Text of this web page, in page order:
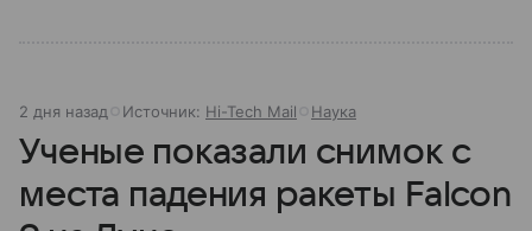
2 дня назад Источник: Hi-Tech Mail Наука
Ученые показали снимок с
места падения ракеты Falcon